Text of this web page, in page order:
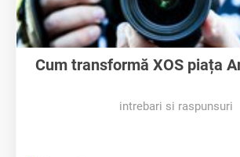
Cum transformă XOS piața
intrebari si raspunsuri